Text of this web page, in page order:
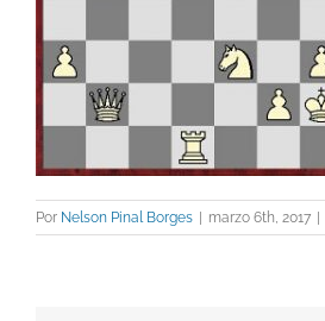
Por Nelson Pinal Borges | marzo 6th, 2017 |